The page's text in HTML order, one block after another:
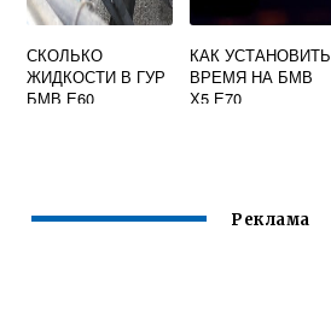
СКОЛЬКО
ЖИДКОСТИ В ГУР
БМВ Е60
КАК УСТАНОВИТЬ
ВРЕМЯ НА БМВ
Х5 Е70
Реклама